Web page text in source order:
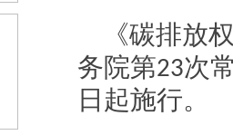
《碳排放
务院第23次
日起施行。